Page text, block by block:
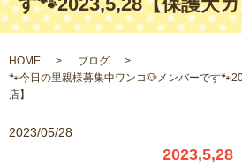
HOME
ブログ
🐾今日の里親様募集中ワンコ🐶メンバーです
店】
2023/05/28
2023,5,28